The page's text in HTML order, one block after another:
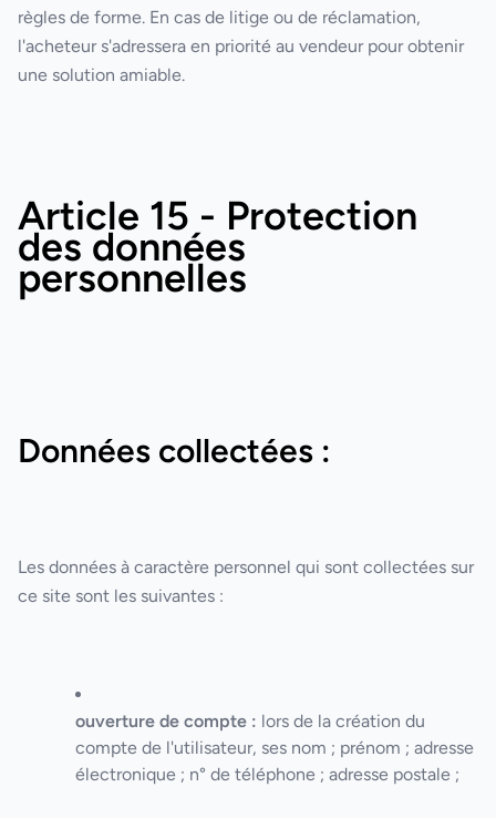
règles de forme. En cas de litige ou de réclamation,
l'acheteur s'adressera en priorité au vendeur pour obtenir
une solution amiable.
Article 15 - Protection
des données
personnelles
Données collectées :
Les données à caractère personnel qui sont collectées sur
ce site sont les suivantes :
ouverture de compte : lors de la création du
compte de l'utilisateur, ses nom ; prénom ; adresse
électronique ; n° de téléphone ; adresse postale ;